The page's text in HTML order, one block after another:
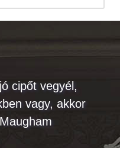
cipőt vegyél,
vagy, akkor